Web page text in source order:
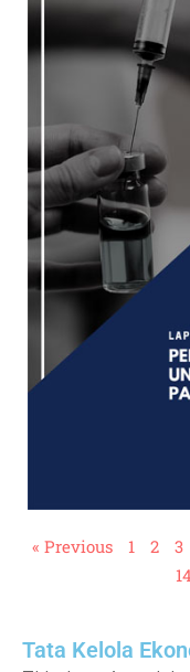
« Previous 1 2 3
14
Tata Kelola